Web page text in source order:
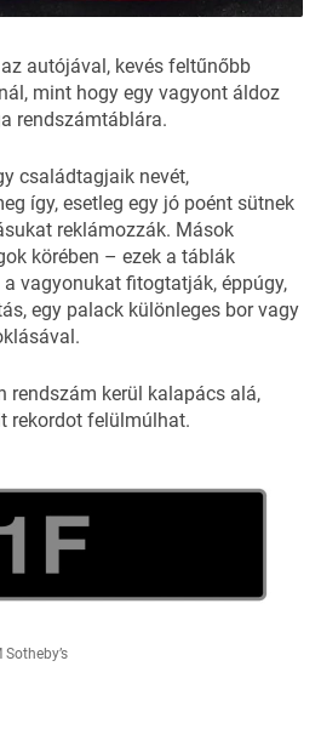
autójával, kevés feltűnőbb
mint hogy egy vagyont áldoz
rendszámtáblára.
családtagjaik nevét,
így, esetleg egy jó poént sütnek
reklámozzák. Mások
körében – ezek a táblák
vagyonukat fitogtatják, éppúgy,
egy palack különleges bor vagy
rendszám kerül kalapács alá,
rekordot felülmúlhat.